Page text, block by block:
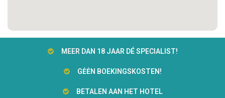
MEER DAN 18 JAAR DÉ SPECIALIST!
GĖĖN BOEKINGSKOSTEN!
BETALEN AAN HET HOTEL